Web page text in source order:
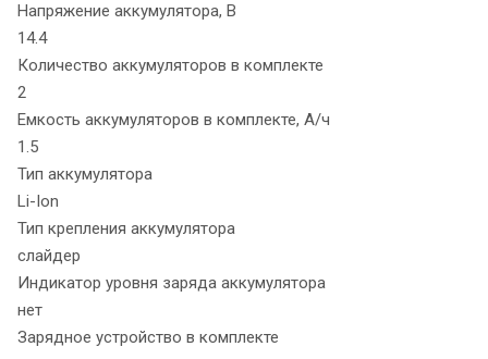
Напряжение аккумулятора, В
14.4
Количество аккумуляторов в комплекте
2
Емкость аккумуляторов в комплекте, А/ч
1.5
Тип аккумулятора
Li-Ion
Тип крепления аккумулятора
слайдер
Индикатор уровня заряда аккумулятора
нет
Зарядное устройство в комплекте